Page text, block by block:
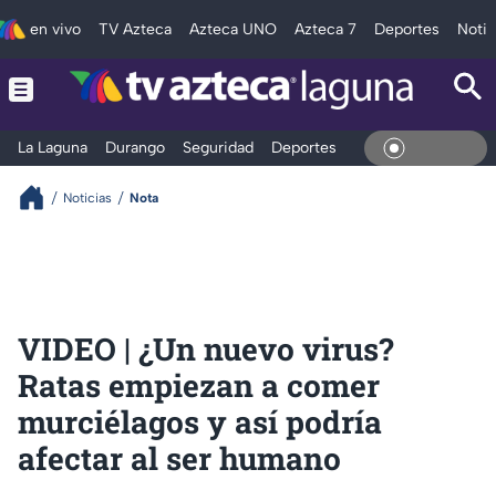
en vivo TV Azteca Azteca UNO Azteca 7 Deportes
La Laguna Durango Seguridad Deportes EntretenimientoEn Vivo
Noticias Nota
VIDEO | ¿Un nuevo virus?
Ratas empiezan a comer
murciélagos y así podría
afectar al ser humano